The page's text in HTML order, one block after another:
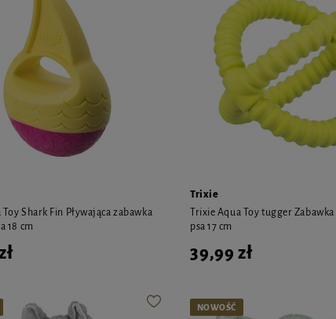
Toy Shark Fin Pływająca zabawka
18 cm
Trixie
Trixie Aqua Toy tugger Zabawka
psa 17 cm
39,99 zł
NOWOŚĆ